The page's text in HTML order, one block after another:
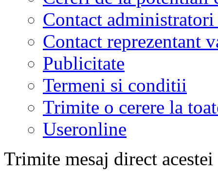
Contact
Contact reprezentant
Publicitate
Termeni si conditii
Trimite o cerere la
Useronline
Trimite mesaj direct